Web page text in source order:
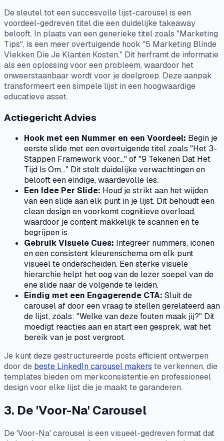
De sleutel tot een succesvolle lijst-carousel is een
voordeel-gedreven titel die een duidelijke takeaway
belooft. In plaats van een generieke titel zoals "Marketing
Tips", is een meer overtuigende hook "5 Marketing Blinde
Vlekken Die Je Klanten Kosten." Dit herframt de informatie
als een oplossing voor een probleem, waardoor het
onweerstaanbaar wordt voor je doelgroep. Deze aanpak
transformeert een simpele lijst in een hoogwaardige
educatieve asset.
Actiegericht Advies
Hook met een Nummer en een Voordeel: Begin je
eerste slide met een overtuigende titel zoals "Het 3-
Stappen Framework voor..." of "9 Tekenen Dat Het
Tijd Is Om..." Dit stelt duidelijke verwachtingen en
belooft een eindige, waardevolle les.
Een Idee Per Slide: Houd je strikt aan het wijden
van een slide aan elk punt in je lijst. Dit behoudt een
clean design en voorkomt cognitieve overload,
waardoor je content makkelijk te scannen en te
begrijpen is.
Gebruik Visuele Cues: Integreer nummers, iconen
en een consistent kleurenschema om elk punt
visueel te onderscheiden. Een sterke visuele
hierarchie helpt het oog van de lezer soepel van de
ene slide naar de volgende te leiden.
Eindig met een Engagerende CTA: Sluit de
carousel af door een vraag te stellen gerelateerd aan
de lijst, zoals: "Welke van deze fouten maak jij?" Dit
moedigt reacties aan en start een gesprek, wat het
bereik van je post vergroot.
Je kunt deze gestructureerde posts efficient ontwerpen
door de beste LinkedIn carousel makers te verkennen, die
templates bieden om merkconsistentie en professioneel
design voor elke lijst die je maakt te garanderen.
3. De 'Voor-Na' Carousel
De 'Voor-Na' carousel is een visueel-gedreven format dat